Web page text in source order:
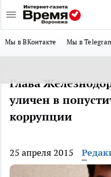
Мы в ВКонтакте Мы в
Глава
уличен в
коррупции
25 апреля 2015